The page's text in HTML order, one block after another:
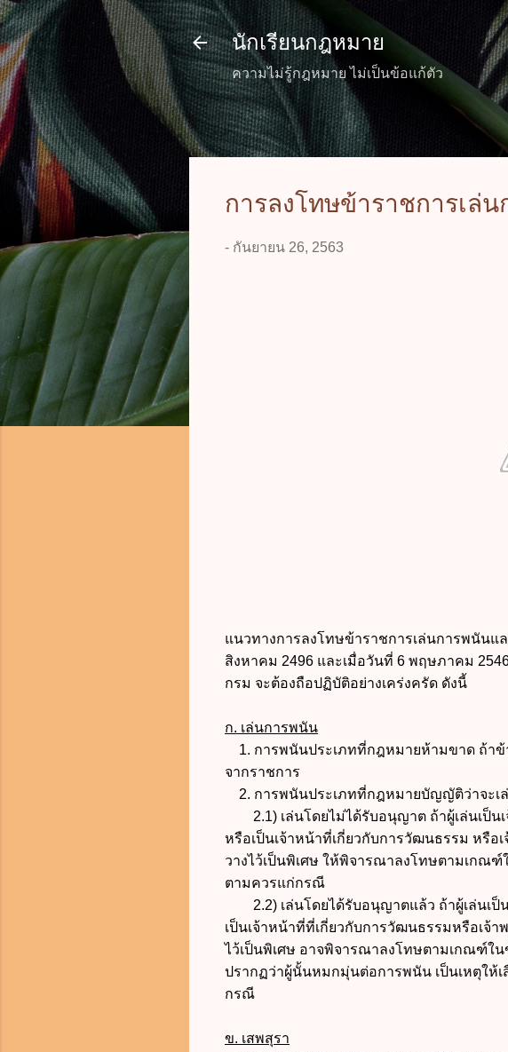
นักเรียนกฎหมาย
ความไม่รู้กฎหมาย ไม่เป็นข้อแก้ตัว
การลงโทษข้าราชการเล่
- กันยายน 26, 2563
แนวทางการลงโทษข้าราชการเล่นการพนันแ
สิงหาคม 2496 และเมื่อวันที่ 6 พฤษภาคม
กรม จะต้องถือปฏิบัติอย่างเคร่งครัด ดังนี้
ก. เล่นการพนัน
1. การพนันประเภทที่กฎหมายห้ามขาด ถ้าข้
จากราชการ
2. การพนันประเภทที่กฎหมายบัญญัติว่าจะเ
2.1) เล่นโดยไม่ได้รับอนุญาต ถ้าผู้เล่นเป็น
หรือเป็นเจ้าหน้าที่เกี่ยวกับการวัฒนธรรม หรื
วางไว้เป็นพิเศษ ให้พิจารณาลงโทษตามเกณ
ตามควรแก่กรณี
2.2) เล่นโดยได้รับอนุญาตแล้ว ถ้าผู้เล่นเป็
เป็นเจ้าหน้าที่ที่เกี่ยวกับการวัฒนธรรมหรือเจ้
ไว้เป็นพิเศษ อาจพิจารณาลงโทษตามเกณฑ์ใน
ปรากฏว่าผู้นั้นหมกมุ่นต่อการพนัน เป็นเหตุให้
กรณี
ข. เสพสุรา